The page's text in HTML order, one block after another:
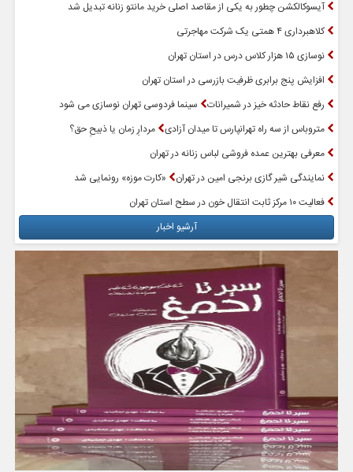
آیسوکالکشن چطور به یکی از مقاصد اصلی خرید مانتو زنانه تبدیل شد
کلاهبرداری ۴ همتی یک شرکت مهاجرتی
نوسازی ۱۵ هزار کلاس درس در استان تهران
افزایش پنج برابری ظرفیت بازرسی در استان تهران
رفع نقاط حادثه خیز در شمیرانات
سینما فردوسی تهران نوسازی می شود
متروباس از سه راه تهرانپارس تا میدان آزادی مردارِ زمان یا ذبیحِ حق؟
معرفی بهترین عمده فروشی لباس زنانه در تهران
نمایندگی شیر گازی برنجی امین در تهران
«کارت موزه» رونمایی شد
فعالیت ۱۰ مرکز ثابت انتقال خون در سطح استان تهران
آرشیو اخبار